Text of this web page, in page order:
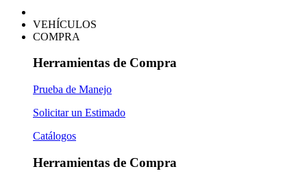
VEHÍCULOS
COMPRA
Herramientas de Compra
Prueba de Manejo
Solicitar un Estimado
Catálogos
Herramientas de Compra